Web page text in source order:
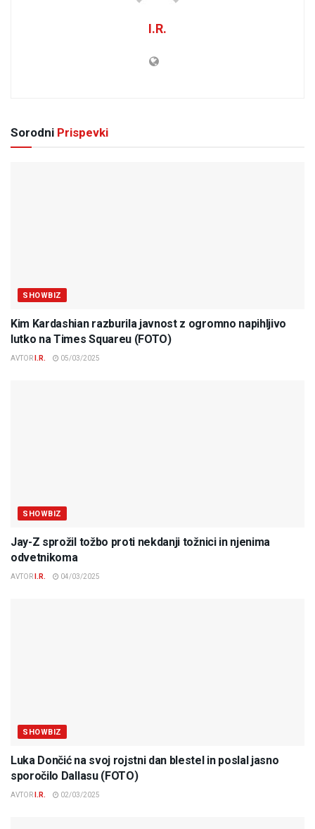
I.R.
Sorodni Prispevki
SHOWBIZ
Kim Kardashian razburila javnost z ogromno napihljivo
lutko na Times Squareu (FOTO)
AVTOR I.R. 05/03/2025
SHOWBIZ
Jay-Z sprožil tožbo proti nekdanji tožnici in njenima
odvetnikoma
AVTOR I.R. 04/03/2025
SHOWBIZ
Luka Dončić na svoj rojstni dan blestel in poslal jasno
sporočilo Dallasu (FOTO)
AVTOR I.R. 02/03/2025